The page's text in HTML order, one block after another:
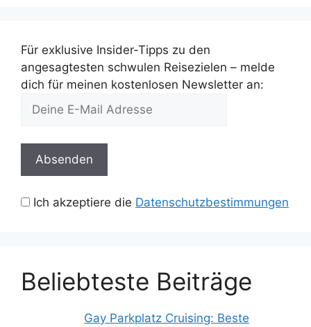
Für exklusive Insider-Tipps zu den
angesagtesten schwulen Reisezielen – melde
dich für meinen kostenlosen Newsletter an:
Ich akzeptiere die Datenschutzbestimmungen
Beliebteste Beiträge
Gay Parkplatz Cruising: Beste